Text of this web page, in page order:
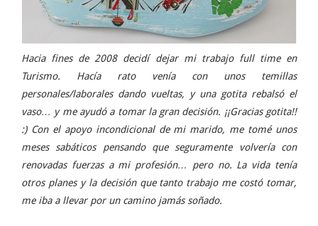
Hacia fines de 2008 decidí dejar mi trabajo full time en
Turismo. Hacía rato venía con unos temillas
personales/laborales dando vueltas, y una gotita rebalsó el
vaso… y me ayudó a tomar la gran decisión. ¡¡Gracias gotita!!
:) Con el apoyo incondicional de mi marido, me tomé unos
meses sabáticos pensando que seguramente volvería con
renovadas fuerzas a mi profesión… pero no. La vida tenía
otros planes y la decisión que tanto trabajo me costó tomar,
me iba a llevar por un camino jamás soñado.